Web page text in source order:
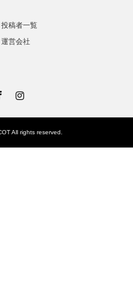
投稿者一覧
運営会社
All rights reserved.